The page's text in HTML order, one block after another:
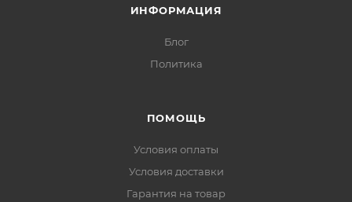
ИНФОРМАЦИЯ
Блог
Политика
ПОМОЩЬ
Условия оплаты
Условия доставки
Гарантия на товар